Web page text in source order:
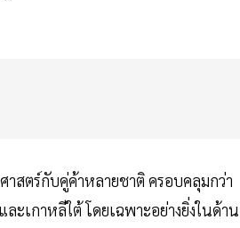
าสตร์กับคู่ค้าหลายชาติ ครอบคลุมกว่า
ะเกาหลีใต้ โดยเฉพาะอย่างยิ่งในด้าน